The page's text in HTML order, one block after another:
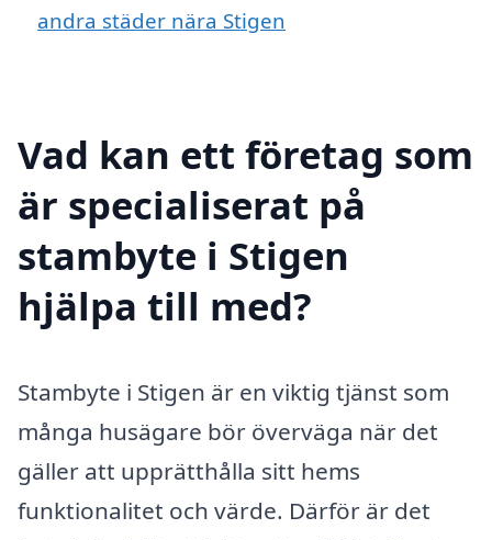
andra städer nära Stigen
Vad kan ett företag som
är specialiserat på
stambyte i Stigen
hjälpa till med?
Stambyte i Stigen är en viktig tjänst som
många husägare bör överväga när det
gäller att upprätthålla sitt hems
funktionalitet och värde. Därför är det